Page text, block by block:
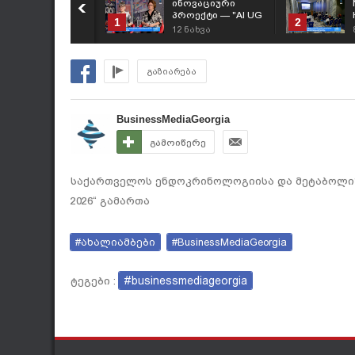
1
ინოვაციური
პროექტი — "AI UG
ჰოსპიტალი" /
12 ნახვა
2
გაზიარება
BusinessMediaGeorgia
გამოიწერე
საქართველოს ენდოკრინოლოგიისა და
2026“ გამართა
#ახალიამბები #BusinessMediaGeorgia
ტეგები : #businessmediageorgia